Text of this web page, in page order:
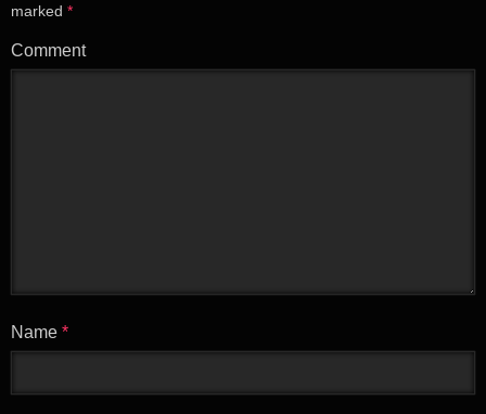
marked *
Comment
Name *